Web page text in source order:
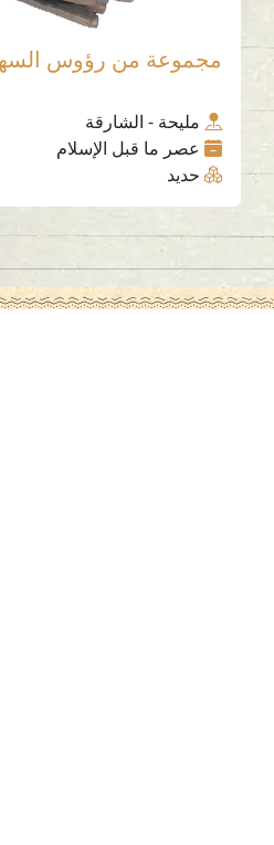
مجموعة من رؤوس السهام
مليحة - الشارقة
عصر ما قبل الإسلام
حديد